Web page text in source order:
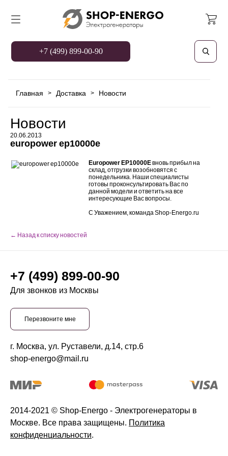
+7 (499) 899-00-90
Главная > Доставка > Новости
Новости
20.06.2013
europower ep10000e
Europower EP10000Eвновь прибыл на
склад, отгрузки возобновятся с
понедельника. Наши специалисты
готовы проконсультировать Вас по
данной модели и ответить на все
интересующие Вас вопросы.
С Уважением, команда Shop-Energo.ru
← Назад к списку новостей
+7 (499) 899-00-90
Для звонков из Москвы
Перезвоните мне
г. Москва, ул. Руставели, д.14, стр.6
shop-energo@mail.ru
2014-2021 © Shop-Energo - Электрогенераторы в
Москве. Все права защищены. Политика
конфиденциальности.